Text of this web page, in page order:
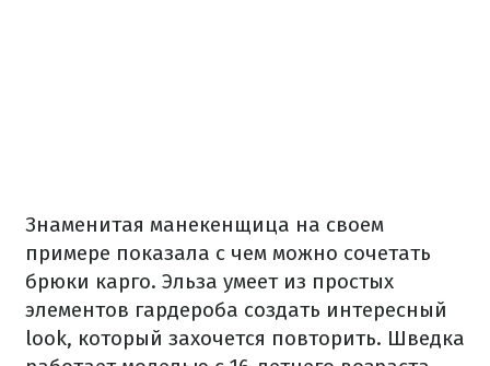
Знаменитая манекенщица на своем
примере показала с чем можно сочетать
брюки карго. Эльза умеет из простых
элементов гардероба создать интересный
look, который захочется повторить. Шведка